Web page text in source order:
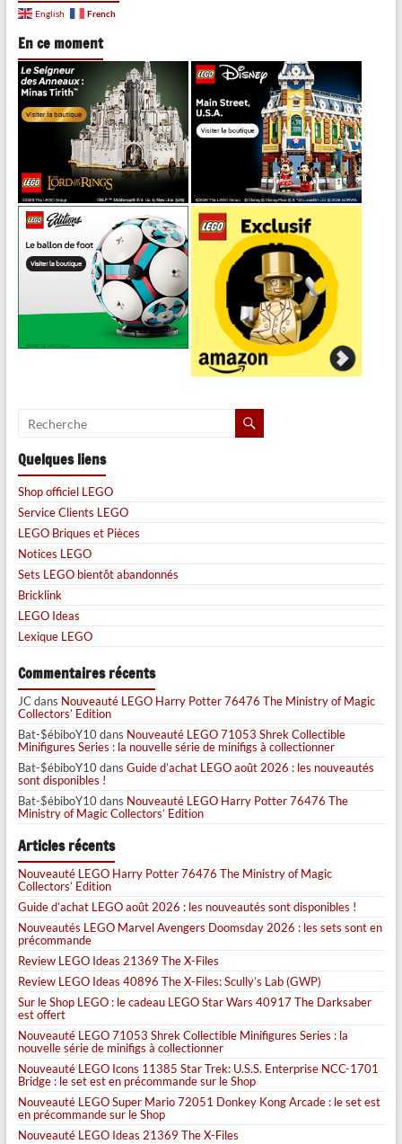
English French
En ce moment
Quelques liens
Shop officiel LEGO
Service Clients LEGO
LEGO Briques et Pièces
Notices LEGO
Sets LEGO bientôt abandonnés
Bricklink
LEGO Ideas
Lexique LEGO
Commentaires récents
JCdans Nouveauté LEGO Harry Potter 76476 The Ministry of Magic
Collectors’ Edition
Bat-$ébiboY10dans Nouveauté LEGO 71053 Shrek Collectible
Minifigures Series : la nouvelle série de minifigs à collectionner
Bat-$ébiboY10dans Guide d’achat LEGO août 2026 : les nouveautés
sont disponibles !
Bat-$ébiboY10dans Nouveauté LEGO Harry Potter 76476 The
Ministry of Magic Collectors’ Edition
Articles récents
Nouveauté LEGO Harry Potter 76476 The Ministry of Magic
Collectors’ Edition
Guide d’achat LEGO août 2026 : les nouveautés sont disponibles !
Nouveautés LEGO Marvel Avengers Doomsday 2026 : les sets sont en
précommande
Review LEGO Ideas 21369 The X-Files
Review LEGO Ideas 40896 The X-Files: Scully’s Lab (GWP)
Sur le Shop LEGO : le cadeau LEGO Star Wars 40917 The Darksaber
est offert
Nouveauté LEGO 71053 Shrek Collectible Minifigures Series : la
nouvelle série de minifigs à collectionner
Nouveauté LEGO Icons 11385 Star Trek: U.S.S. Enterprise NCC-1701
Bridge : le set est en précommande sur le Shop
Nouveauté LEGO Super Mario 72051 Donkey Kong Arcade : le set est
en précommande sur le Shop
Nouveauté LEGO Ideas 21369 The X-Files